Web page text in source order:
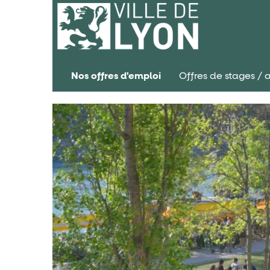
Nos offres d'emploi Offres de stages /